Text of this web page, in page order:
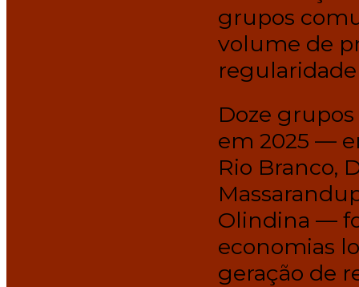
grupos
volume de
Doze
em 2025 —
Rio Branco,
Olindina —
economias
geração de